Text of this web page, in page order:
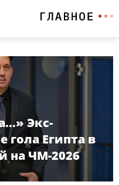
Экс-
гола Египта в
на ЧМ-2026